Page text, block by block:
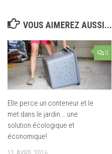
VOUS AIMEREZ AUSSI...
0
Elle perce un conteneur et le
met dans le jardin … une
solution écologique et
économique!